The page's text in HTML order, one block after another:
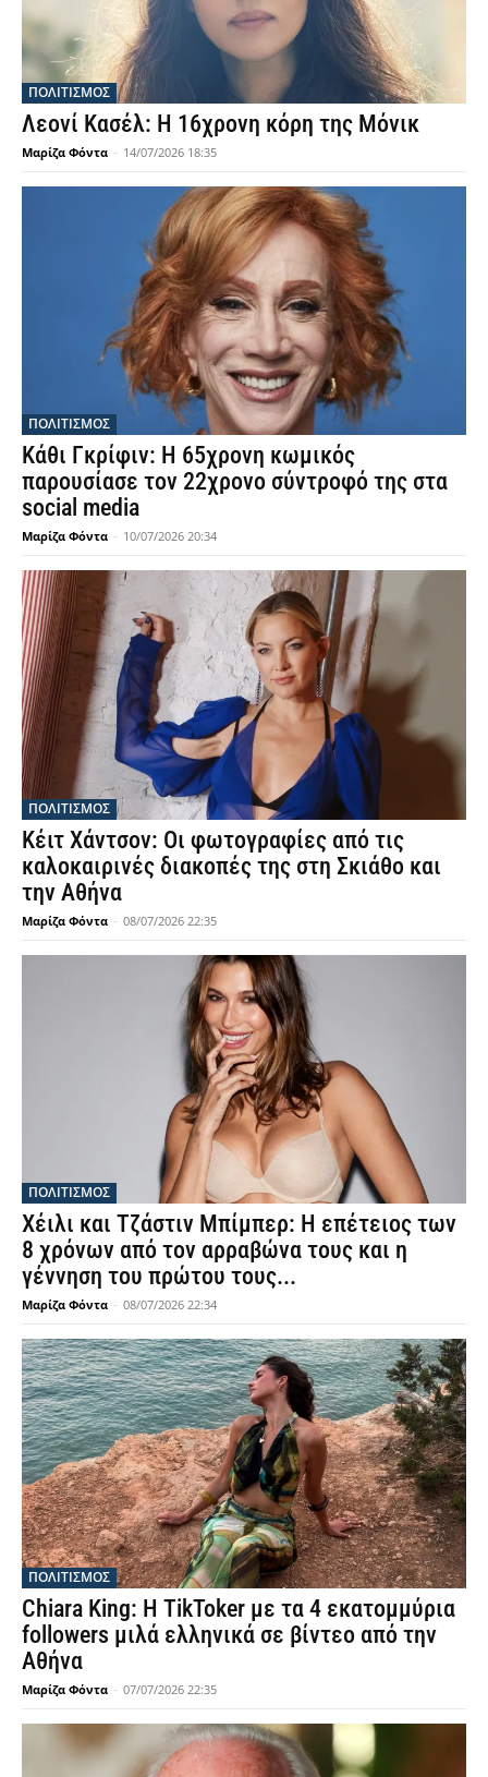
ΠΟΛΙΤΙΣΜΟΣ
Λεονί Κασέλ: Η 16χρονη κόρη της Μόνικ
Μαρίζα Φόντα - 14/07/2026 18:35
ΠΟΛΙΤΙΣΜΟΣ
Κάθι Γκρίφιν: Η 65χρονη κωμικός
παρουσίασε τον 22χρονο σύντροφό της στα
social media
Μαρίζα Φόντα - 10/07/2026 20:34
ΠΟΛΙΤΙΣΜΟΣ
Κέιτ Χάντσον: Οι φωτογραφίες από τις
καλοκαιρινές διακοπές της στη Σκιάθο και
την Αθήνα
Μαρίζα Φόντα - 08/07/2026 22:35
ΠΟΛΙΤΙΣΜΟΣ
Χέιλι και Τζάστιν Μπίμπερ: Η επέτειος των
8 χρόνων από τον αρραβώνα τους και η
γέννηση του πρώτου τους...
Μαρίζα Φόντα - 08/07/2026 22:34
ΠΟΛΙΤΙΣΜΟΣ
Chiara King: Η TikToker με τα 4 εκατομμύρια
followers μιλά ελληνικά σε βίντεο από την
Αθήνα
Μαρίζα Φόντα - 07/07/2026 22:35